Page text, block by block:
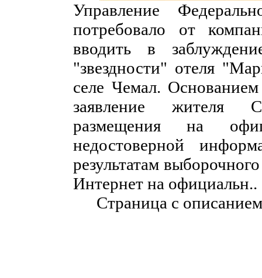
Управление
потребовало от
вводить в
"звездности" отеля
селе Чемал.
заявление жителя
размещения на
недостоверной
результатам
Интернет на официальн..
Страница с